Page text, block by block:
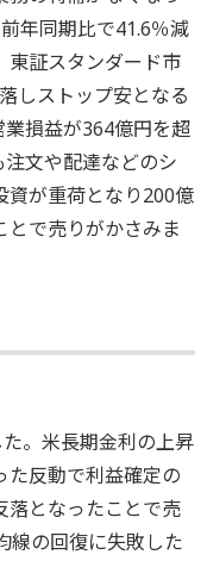
年同期比で41.6％減
東証スタンダード市
しストップ安となる
損益が364億円を超
文や配達などのシ
資が重荷となり200億
とで売りがかさみま
。米長期金利の上昇
た反動で利益確定の
落となったことで売
線の回復に失敗した